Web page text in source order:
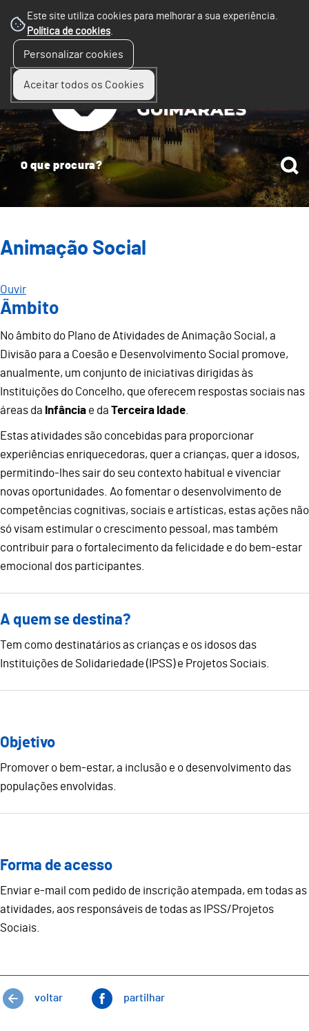
Este site utiliza cookies para melhorar a sua experiência.
Política de cookies.
Personalizar cookies
Aceitar todos os Cookies
Animação Social
Ouvir
Âmbito
No âmbito do Plano de Atividades de Animação Social, a
Divisão para a Coesão e Desenvolvimento Social promove,
anualmente, um conjunto de iniciativas dirigidas às
Instituições do Concelho, que oferecem respostas sociais nas
áreas da Infância e da Terceira Idade
Estas atividades são concebidas para proporcionar
experiências enriquecedoras, quer a crianças, quer a idosos,
permitindo-lhes sair do seu contexto habitual e vivenciar
novas oportunidades. Ao fomentar o desenvolvimento de
competências cognitivas, sociais e artísticas, estas ações não
só visam estimular o crescimento pessoal, mas também
contribuir para o fortalecimento da felicidade e do bem-estar
emocional dos participantes.
A quem se destina?
Tem como destinatários as crianças e os idosos das
Instituições de Solidariedade (IPSS) e Projetos Sociais.
Objetivo
Promover o bem-estar, a inclusão e o desenvolvimento das
populações envolvidas.
Forma de acesso
Enviar e-mail com pedido de inscrição atempada, em todas as
atividades, aos responsáveis de todas as IPSS/Projetos
Sociais.
voltar partilhar